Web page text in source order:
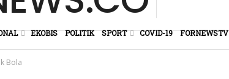
EKOBIS POLITIK SPORT COVID-19 FORNEWSTV
Bola